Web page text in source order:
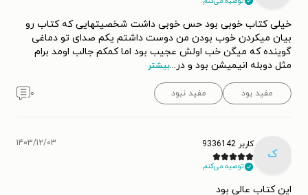
خیلی کتاب خوبی بود حس خوبی داشت شخصیتهایی که کتاب رو
بیان میکردن خوب بودن من دوست داشتم یکم صدای تو دماغی
گوینده که میگن خب اولش عجیب بود اما کمکم جالب اومد برام
مثل دوبله انیمیشن بود و در...بیشتر
مفید بود مفید نبود ۰
ک
کاربر 9336142
توصیه می‌کنم.
۱۴۰۳/۱۲/۰۳
این کتاب عالی بود